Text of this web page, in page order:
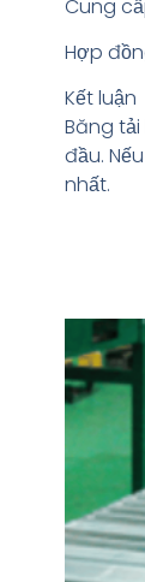
Cung
Hợp
Kết luận
Băng
đầu.
nhất.